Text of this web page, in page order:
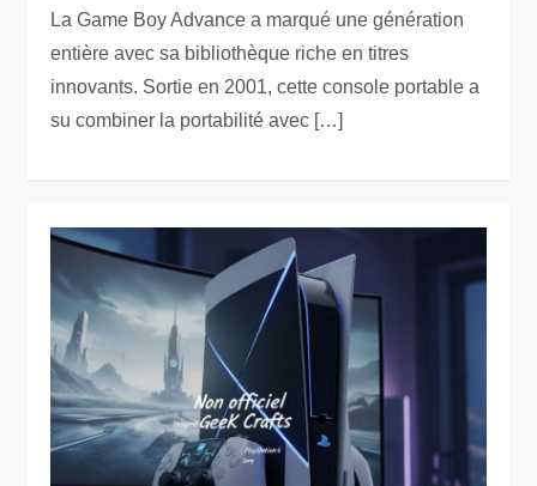
La Game Boy Advance a marqué une génération
entière avec sa bibliothèque riche en titres
innovants. Sortie en 2001, cette console portable a
su combiner la portabilité avec […]